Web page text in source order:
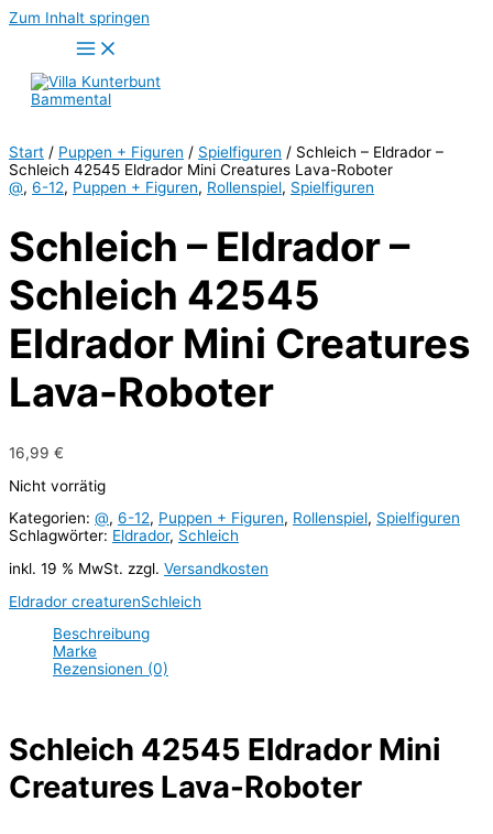
Zum Inhalt springen
Start / Puppen + Figuren / Spielfiguren / Schleich – Eldrador –
Schleich 42545 Eldrador Mini Creatures Lava-Roboter
@, 6-12, Puppen + Figuren, Rollenspiel, Spielfiguren
Schleich – Eldrador –
Schleich 42545
Eldrador Mini Creatures
Lava-Roboter
16,99 €
Nicht vorrätig
Kategorien: @, 6-12, Puppen + Figuren, Rollenspiel, Spielfiguren
Schlagwörter: Eldrador, Schleich
inkl. 19 % MwSt. zzgl. Versandkosten
Eldrador creaturenSchleich
Beschreibung
Marke
Rezensionen (0)
Schleich 42545 Eldrador Mini
Creatures Lava-Roboter